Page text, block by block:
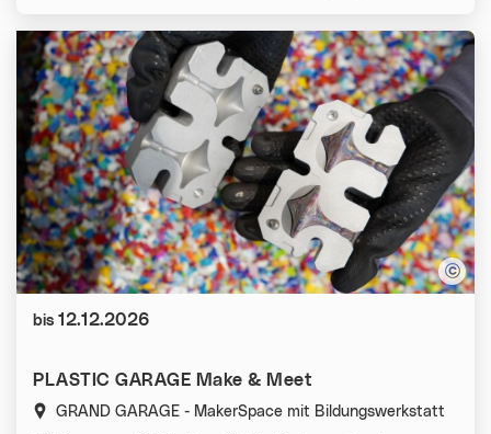
PLASTIC GARAGE Make & Meet
GRAND GARAGE - MakerSpace mit Bildungswerkstatt
Datum:
bis 12.12.2026